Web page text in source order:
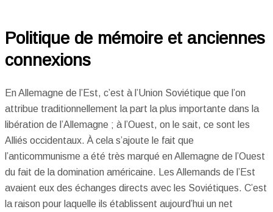
Politique de mémoire et anciennes
connexions
En Allemagne de l’Est, c’est à l’Union Soviétique que l’on
attribue traditionnellement la part la plus importante dans la
libération de l’Allemagne ; à l’Ouest, on le sait, ce sont les
Alliés occidentaux. À cela s’ajoute le fait que
l’anticommunisme a été très marqué en Allemagne de l’Ouest
du fait de la domination américaine. Les Allemands de l’Est
avaient eux des échanges directs avec les Soviétiques. C’est
la raison pour laquelle ils établissent aujourd’hui un net